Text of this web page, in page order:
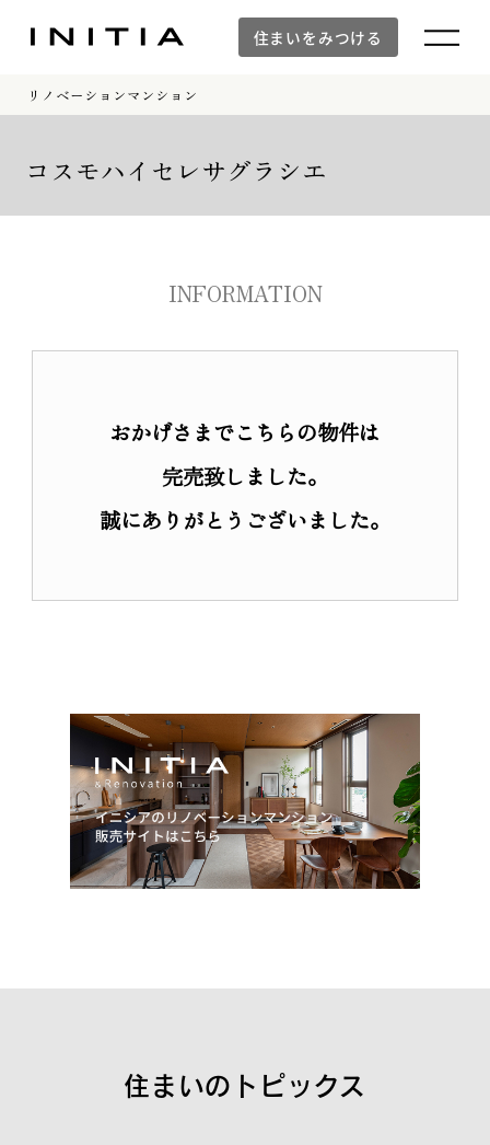
住まいをみつける
新築マンション
建物品質・入居後のサポート体制
リノベーション
物件一覧
入居者インタビュー
営業所紹介
オーダーリノベーション
オーダーリノベーション事例
お客さまの声
サービスの流れ
アフターサービス
新築一戸建
WORKS
リノベーションマンション
コスモハイセレサグラシエ
INFORMATION
おかげさまでこちらの物件は
完売致しました。
誠にありがとうございました。
住まいのトピックス